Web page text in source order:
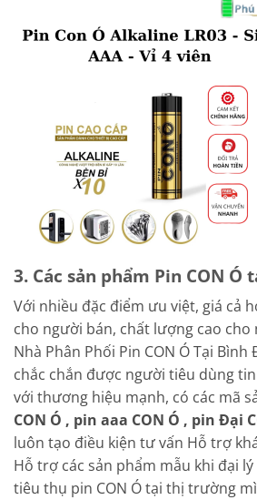
3. Các sản phẩm Pin CON Ó
Với nhiều đặc điểm ưu việt, giá cả
cho người bán, chất lượng cao
Nhà Phân Phối Pin CON Ó Tại
chắc chắn được người tiêu dùng
với thương hiệu mạnh, có các mã
CON Ó , pin aaa CON Ó , pin Đại
luôn tạo điều kiện tư vấn Hỗ trợ
Hỗ trợ các sản phẩm mẫu khi đại
tiêu thụ pin CON Ó tại thị trường